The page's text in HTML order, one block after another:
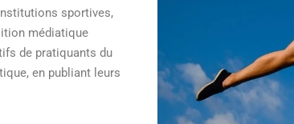
sportives,
médiatique
de pratiquants du
en publiant leurs